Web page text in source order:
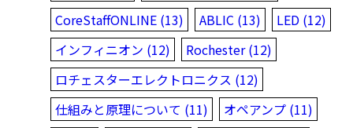
CoreStaffONLINE (13)
ABLIC (13)
LED (12)
インフィニオン (12)
Rochester (12)
ロチェスターエレクトロニクス (12)
仕組みと原理について (11)
オペアンプ (11)